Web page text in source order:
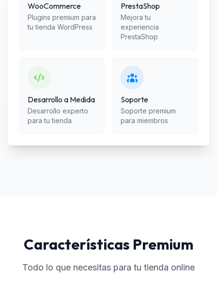
WooCommerce
Plugins premium para
tu tienda WordPress
PrestaShop
Mejora tu
experiencia
PrestaShop
Desarrollo a Medida
Desarrollo experto
para tu tienda
Soporte
Soporte premium
para miembros
Características Premium
Todo lo que necesitas para tu tienda online